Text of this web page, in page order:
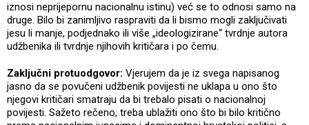
iznosi neprijepornu nacionalnu istinu) već se to odnosi samo na
druge. Bilo bi zanimljivo raspraviti da li bismo mogli zaključivati
jesu li manje, podjednako ili više „ideologizirane“ tvrdnje autora
udžbenika ili tvrdnje njihovih kritičara i po čemu.
Zaključni protuodgovor: Vjerujem da je iz svega napisanog
jasno da se povučeni udžbenik povijesti ne uklapa u ono što
njegovi kritičari smatraju da bi trebalo pisati o nacionalnoj
povijesti. Sažeto rečeno, treba ublažiti ono što bi bilo kritično